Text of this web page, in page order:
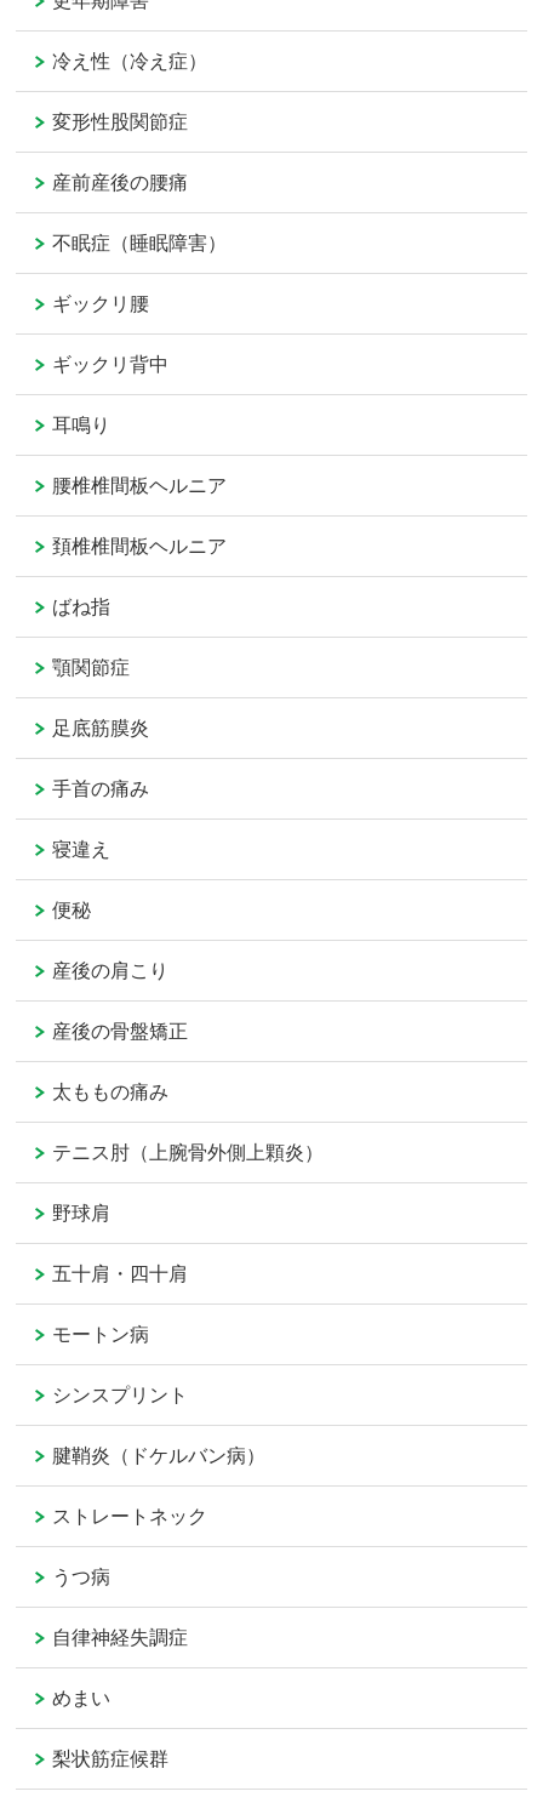
冷え性（冷え症）
変形性股関節症
産前産後の腰痛
不眠症（睡眠障害）
ギックリ腰
ギックリ背中
耳鳴り
腰椎椎間板ヘルニア
頚椎椎間板ヘルニア
ばね指
顎関節症
足底筋膜炎
手首の痛み
寝違え
便秘
産後の肩こり
産後の骨盤矯正
太ももの痛み
テニス肘（上腕骨外側上顆炎）
野球肩
五十肩・四十肩
モートン病
シンスプリント
腱鞘炎（ドケルバン病）
ストレートネック
うつ病
自律神経失調症
めまい
梨状筋症候群